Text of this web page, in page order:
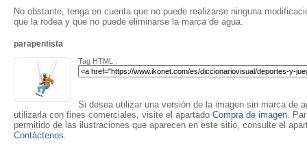
No obstante, tenga en cuenta que no puede realizarse ninguna
que la rodea y que no puede eliminarse la marca de agua.
parapentista
Tag HTML :
Si desea utilizar una versión de la imagen sin marca de
utilizarla con fines comerciales, visite el apartado Compra de imagen.
permitido de las ilustraciones que aparecen en este sitio, consulte el
Contáctenos.